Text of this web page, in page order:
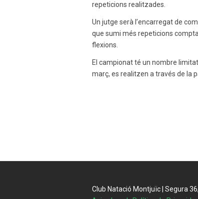
repeticions realitzades.
Un jutge serà l’encarregat de
que sumi més repeticions
flexions.
El campionat té un nombre
març, es realitzen a través de la
Club Natació Montjuïc | Segura